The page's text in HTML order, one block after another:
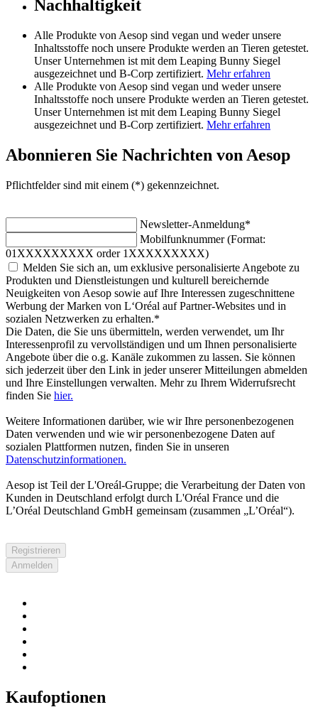
Nachhaltigkeit
Alle Produkte von Aesop sind vegan und weder unsere
Inhaltsstoffe noch unsere Produkte werden an Tieren getestet.
Unser Unternehmen ist mit dem Leaping Bunny Siegel
ausgezeichnet und B-Corp zertifiziert. Mehr erfahren
Alle Produkte von Aesop sind vegan und weder unsere
Inhaltsstoffe noch unsere Produkte werden an Tieren getestet.
Unser Unternehmen ist mit dem Leaping Bunny Siegel
ausgezeichnet und B-Corp zertifiziert. Mehr erfahren
Abonnieren Sie Nachrichten von Aesop
Pflichtfelder sind mit einem (*) gekennzeichnet.
Newsletter-Anmeldung*
Mobilfunknummer (Format:
01XXXXXXXXX order 1XXXXXXXXX)
Melden Sie sich an, um exklusive personalisierte Angebote zu
Produkten und Dienstleistungen und kulturell bereichernde
Neuigkeiten von Aesop sowie auf Ihre Interessen zugeschnittene
Werbung der Marken von L‘Oréal auf Partner-Websites und in
sozialen Netzwerken zu erhalten.*
Die Daten, die Sie uns übermitteln, werden verwendet, um Ihr
Interessenprofil zu vervollständigen und um Ihnen personalisierte
Angebote über die o.g. Kanäle zukommen zu lassen. Sie können
sich jederzeit über den Link in jeder unserer Mitteilungen abmelden
und Ihre Einstellungen verwalten. Mehr zu Ihrem Widerrufsrecht
finden Sie hier.
Weitere Informationen darüber, wie wir Ihre personenbezogenen
Daten verwenden und wie wir personenbezogene Daten auf
sozialen Plattformen nutzen, finden Sie in unseren
Datenschutzinformationen.
Aesop ist Teil der L'Oreál-Gruppe; die Verarbeitung der Daten von
Kunden in Deutschland erfolgt durch L'Oréal France und die
L’Oréal Deutschland GmbH gemeinsam (zusammen „L’Oréal“).
Registrieren
Anmelden
Kaufoptionen